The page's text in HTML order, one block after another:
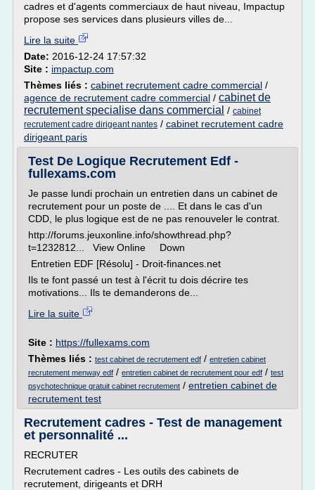
cadres et d'agents commerciaux de haut niveau, Impactup
propose ses services dans plusieurs villes de...
Lire la suite
Date: 2016-12-24 17:57:32
Site : impactup.com
Thèmes liés : cabinet recrutement cadre commercial /
agence de recrutement cadre commercial / cabinet de
recrutement specialise dans commercial / cabinet
recrutement cadre dirigeant nantes / cabinet recrutement cadre
dirigeant paris
Test De Logique Recrutement Edf -
fullexams.com
Je passe lundi prochain un entretien dans un cabinet de
recrutement pour un poste de .... Et dans le cas d'un
CDD, le plus logique est de ne pas renouveler le contrat.
http://forums.jeuxonline.info/showthread.php?
t=1232812... View Online Down
Entretien EDF [Résolu] - Droit-finances.net
Ils te font passé un test à l'écrit tu dois décrire tes
motivations... Ils te demanderons de...
Lire la suite
Site : https://fullexams.com
Thèmes liés : test cabinet de recrutement edf / entretien cabinet
recrutement menway edf / entretien cabinet de recrutement pour edf / test
psychotechnique gratuit cabinet recrutement / entretien cabinet de
recrutement test
Recrutement cadres - Test de management
et personnalité ...
RECRUTER
Recrutement cadres - Les outils des cabinets de
recrutement, dirigeants et DRH